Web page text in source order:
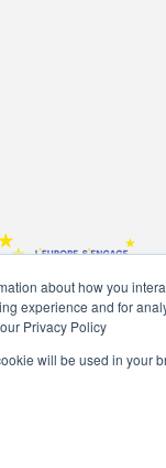
about how you
experience and for
Privacy Policy
will be used in your